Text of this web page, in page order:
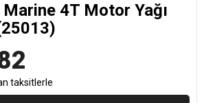
Marine 4T Motor Yağı
taksitlerle